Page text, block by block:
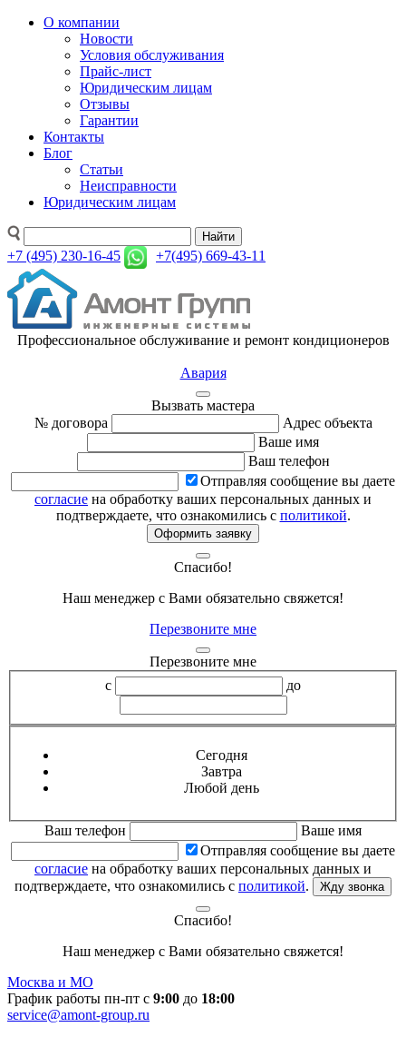
О компании
Новости
Условия обслуживания
Прайс-лист
Юридическим лицам
Отзывы
Гарантии
Контакты
Блог
Статьи
Неисправности
Юридическим лицам
Найти
+7 (495) 230-16-45 +7(495) 669-43-11
Профессиональное обслуживание и ремонт кондиционеров
Авария
Вызвать мастера
№ договора
Адрес объекта
Ваше имя
Ваш телефон
Отправляя сообщение вы даете
согласие на обработку ваших персональных данных и
подтверждаете, что ознакомились с политикой.
Оформить заявку
Спасибо!
Наш менеджер с Вами обязательно свяжется!
Перезвоните мне
Перезвоните мне
с
до
Сегодня
Завтра
Любой день
Ваш телефон
Ваше имя
Отправляя сообщение вы даете
согласие на обработку ваших персональных данных и
подтверждаете, что ознакомились с политикой. Жду звонка
Спасибо!
Наш менеджер с Вами обязательно свяжется!
Москва и МО
График работы пн-пт с 9:00 до 18:00
service@amont-group.ru